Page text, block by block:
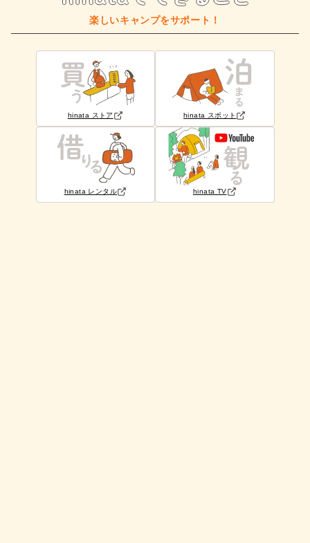
楽しいキャンプをサポート！
hinata ストア hinata スポット
hinata レンタル hinata TV